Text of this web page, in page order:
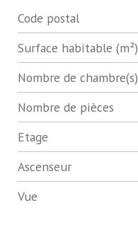
Label
Code postal
Surface habitable (m²)
Nombre de chambre(s)
Nombre de pièces
Etage
Ascenseur
Vue